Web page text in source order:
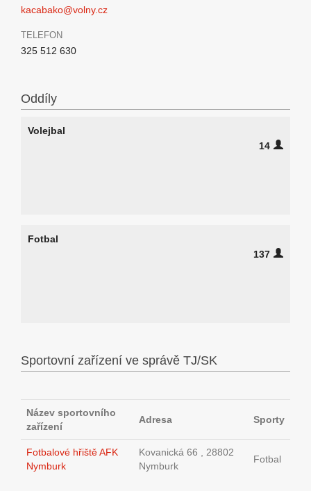
kacabako@volny.cz
TELEFON
325 512 630
Oddíly
Volejbal
14
Fotbal
137
Sportovní zařízení ve správě TJ/SK
Název sportovního
zařízení
Adresa Sporty
Fotbalové hřiště AFK
Nymburk
Kovanická 66 , 28802
Nymburk
Fotbal